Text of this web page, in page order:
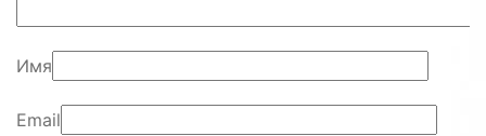
Имя
Email